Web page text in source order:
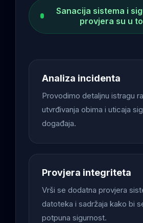
Sanacija sistema i
provjera su u
Analiza incidenta
Provodimo detaljnu istragu
utvrđivanja obima i uticaja
događaja.
Provjera integriteta
Vrši se dodatna provjera
datoteka i sadržaja kako bi
potpuna sigurnost.